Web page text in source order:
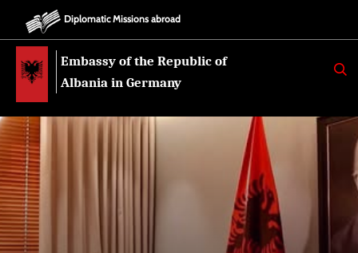
Diplomatic Missions abroad
Embassy of the Republic of
Albania in Germany
K
E